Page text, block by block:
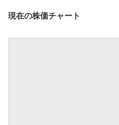
現在の株価チャート